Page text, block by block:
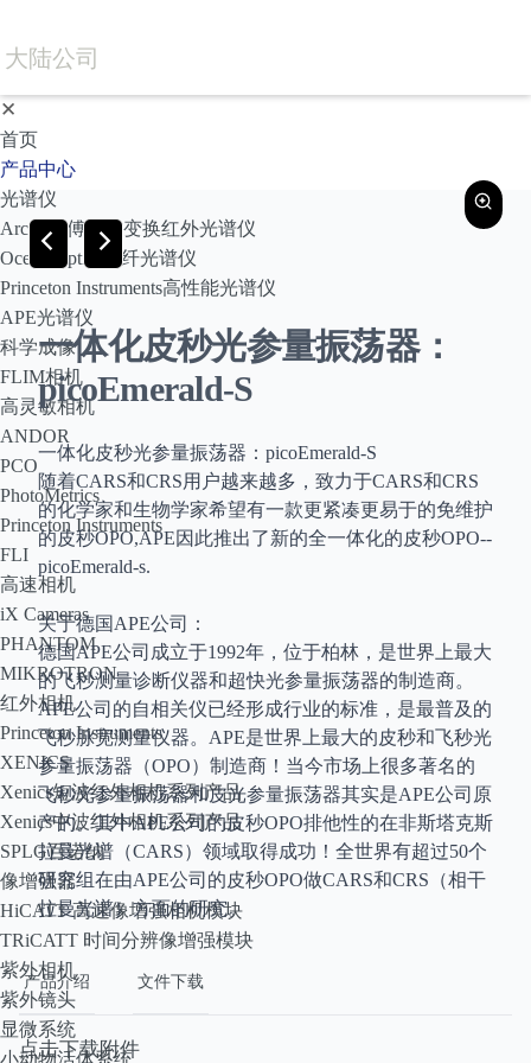
大陆公司
✕
首页
产品中心
光谱仪
Arcoptix傅里叶变换红外光谱仪
Ocean Optics光纤光谱仪
Princeton Instruments高性能光谱仪
APE光谱仪
科学成像
FLIM相机
高灵敏相机
ANDOR
PCO
PhotoMetrics
Princeton Instruments
FLI
高速相机
iX Cameras
PHANTOM
MIKROTRON
红外相机
Princeton Instruments
XENICS
Xenics短波红外相机系列产品
Xenics中波红外相机系列产品
SPLG百诺纳
像增强器
HiCATT 高速像增强相机模块
TRiCATT 时间分辨像增强模块
紫外相机
紫外镜头
显微系统
小动物活体系统
一体化皮秒光参量振荡器：
picoEmerald-S
一体化皮秒光参量振荡器：picoEmerald-S
随着CARS和CRS用户越来越多，致力于CARS和CRS
的化学家和生物学家希望有一款更紧凑更易于的免维护
的皮秒OPO,APE因此推出了新的全一体化的皮秒OPO--
picoEmerald-s.
关于德国APE公司：
德国APE公司成立于1992年，位于柏林，是世界上最大
的飞秒测量诊断仪器和超快光参量振荡器的制造商。
APE公司的自相关仪已经形成行业的标准，是最普及的
飞秒脉宽测量仪器。APE是世界上最大的皮秒和飞秒光
参量振荡器（OPO）制造商！当今市场上很多著名的
飞秒光参量振荡器和皮光参量振荡器其实是APE公司原
产的。其中APE公司的皮秒OPO排他性的在非斯塔克斯
拉曼光谱（CARS）领域取得成功！全世界有超过50个
研究组在由APE公司的皮秒OPO做CARS和CRS（相干
拉曼光谱）方面的研究。
产品介绍 文件下载
点击下载附件